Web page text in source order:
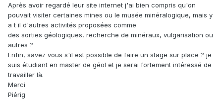
Après avoir regardé leur site internet j'ai bien compris qu'on
pouvait visiter certaines mines ou le musée minéralogique, mais y
a t il d'autres activités proposées comme
des sorties géologiques, recherche de minéraux, vulgarisation ou
autres ?
Enfin, savez vous s'il est possible de faire un stage sur place ? je
suis étudiant en master de géol et je serai fortement intéressé de
travailler là.
Merci
Piérig